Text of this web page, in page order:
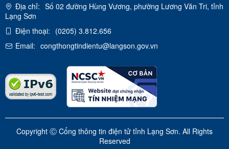
Địa chỉ: Số 02 đường Hùng Vương, phường Lương Văn Tri, tỉnh
Lạng Sơn
Điện thoại: (0205) 3.812.656
Email: congthongtindientu@langson.gov.vn
Copyright Ⓒ Cổng thông tin điện tử tỉnh Lạng Sơn. All Rights
Reserved